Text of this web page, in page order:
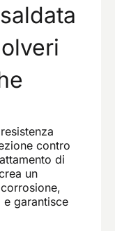
contro
di
un
e garantisce